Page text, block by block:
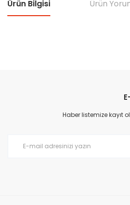
Ürün Bilgisi Ürün
Ürün resmi kalitesiz, bozuk veya
Ürün açıklamasında eksik bilgiler
Haber listemize kayıt